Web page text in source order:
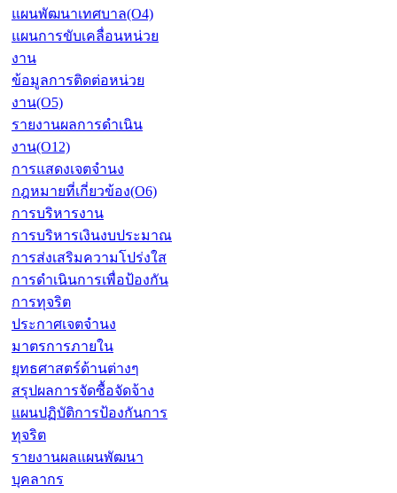
แผนพัฒนาเทศบาล(O4)
แผนการขับเคลื่อนหน่วย
งาน
ข้อมูลการติดต่อหน่วย
งาน(O5)
รายงานผลการดำเนิน
งาน(O12)
การแสดงเจตจำนง
กฎหมายที่เกี่ยวข้อง(O6)
การบริหารงาน
การบริหารเงินงบประมาณ
การส่งเสริมความโปร่งใส
การดำเนินการเพื่อป้องกัน
การทุจริต
ประกาศเจตจำนง
มาตรการภายใน
ยุทธศาสตร์ด้านต่างๆ
สรุปผลการจัดซื้อจัดจ้าง
แผนปฏิบัติการป้องกันการ
ทุจริต
รายงานผลแผนพัฒนา
บุคลากร